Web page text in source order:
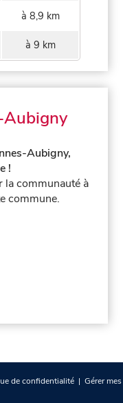
à 8,9 km
à 9 km
Aubigny
Aubigny,
!
la communauté à
commune.
de confidentialité| Gérer mes